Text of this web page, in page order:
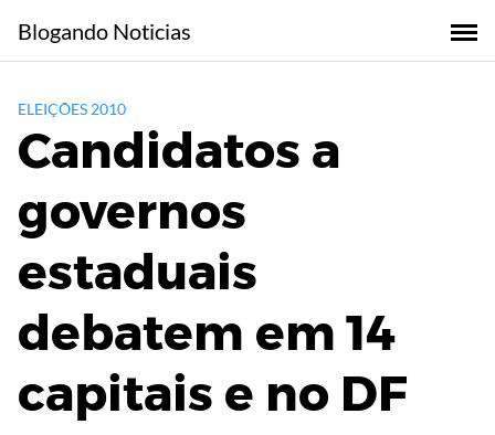
content
Blogando Noticias
ELEIÇÕES 2010
Candidatos a
governos
estaduais
debatem em 14
capitais e no DF